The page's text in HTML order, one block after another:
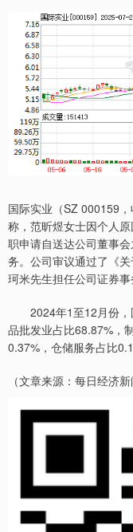
国际实业（SZ 000159
称，范昕煜女士因个人
职申请自送达公司董事
务。公司审议通过了《
珂米先生担任公司证券事
2024年1至12月份，
品批发业占比68.87%，
0.37%，仓储服务占比
（文章来源：每日经济